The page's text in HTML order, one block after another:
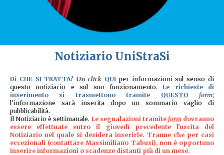
Notiziario UniStraSi
Di CHE SI TRATTA?Unclick QUI per informazioni sul senso di
questo notiziario e sul suo funzionamento.
Le richieste di
inserimento si trasmettono tramite
QUESTO form;
l'informazione sarà inserita dopo un sommario vaglio di
pubblicabilità.
Il Notiziario è settimanale. Le segnalazioni tramite form dovranno
essere effettuate entro il giovedì precedente l'uscita del
Notiziario nel quale si desidera inserirle. Tranne che per casi
eccezionali (contattare Massimiliano Tabusi), non è opportuno
inserire informazioni o scadenze distanti più di un mese.